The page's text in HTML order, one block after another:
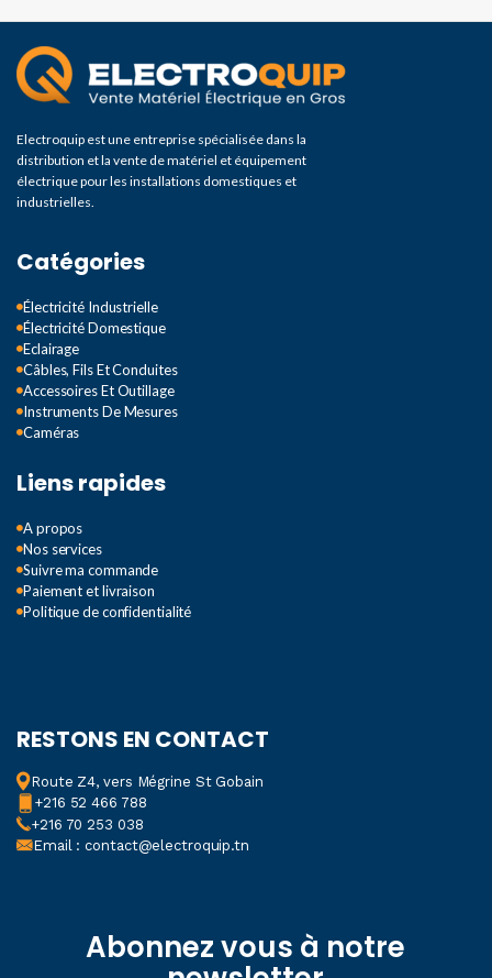
Electroquip est une entreprise spécialisée dans la
distribution et la vente de matériel et équipement
électrique pour les installations domestiques et
industrielles.
Catégories
Électricité Industrielle
Électricité Domestique
Eclairage
Câbles, Fils Et Conduites
Accessoires Et Outillage
Instruments De Mesures
Caméras
Liens rapides
A propos
Nos services
Suivre ma commande
Paiement et livraison
Politique de confidentialité
RESTONS EN CONTACT
Route Z4, vers Mégrine St Gobain
+216 52 466 788
+216 70 253 038
Email : contact@electroquip.tn
Abonnez vous à notre